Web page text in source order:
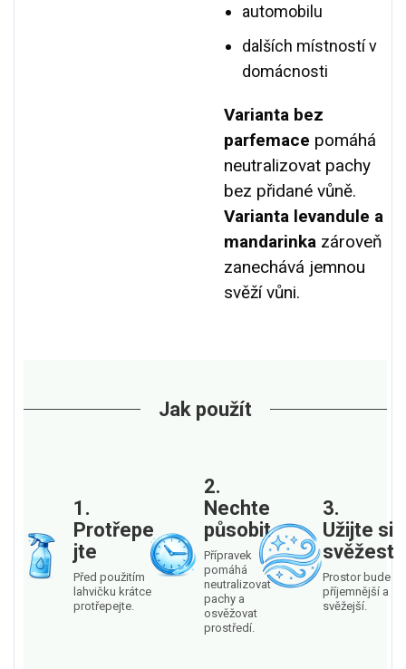
automobilu
dalších místností v
domácnosti
Varianta bez
parfemace pomáhá
neutralizovat pachy
bez přidané vůně.
Varianta levandule a
mandarinka zároveň
zanechává jemnou
svěží vůni.
Jak použít
1.
Protřepe
jte
Před použitím
lahvičku krátce
protřepejte.
2.
Nechte
působit
Přípravek
pomáhá
neutralizovat
pachy a
osvěžovat
prostředí.
3.
Užijte si
svěžest
Prostor bude
příjemnější a
svěžejší.